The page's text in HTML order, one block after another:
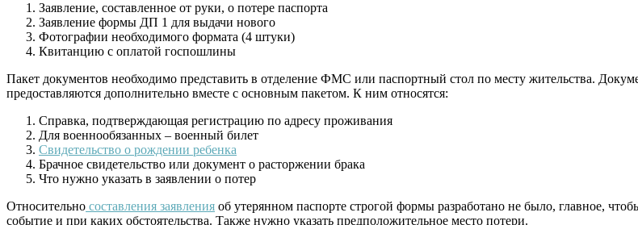
Заявление, составленное от руки, о потере паспорта
Заявление формы ДП 1 для выдачи нового
Фотографии необходимого формата (4 штуки)
Квитанцию с оплатой госпошлины
Пакет документов необходимо представить в отделение ФМС или паспортный стол по месту жительства.
предоставляются дополнительно вместе с основным пакетом. К ним относятся:
Справка, подтверждающая регистрацию по адресу проживания
Для военнообязанных – военный билет
Свидетельство о рождении ребенка
Брачное свидетельство или документ о расторжении брака
Что нужно указать в заявлении о потер
Относительно составления заявления об утерянном паспорте строгой формы разработано не было, главное,
событие и при каких обстоятельства. Также нужно указать предположительное место потери.